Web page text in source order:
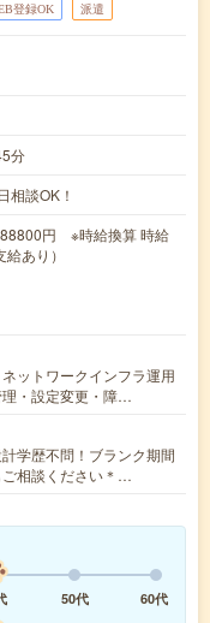
登録OK 派遣
分
相談OK！
円 ※時給換算 時給
あり）
ットワークインフラ運用
・設定変更・障…
学歴不問！ブランク期間
相談ください＊…
50代
60代